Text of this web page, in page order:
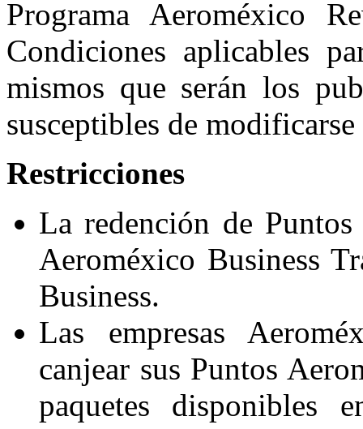
Programa Aeroméxico
Condiciones aplicables
mismos que serán los
susceptibles de
Restricciones
La redención de
Aeroméxico Business
Business.
Las empresas
canjear sus Puntos
paquetes disponibles